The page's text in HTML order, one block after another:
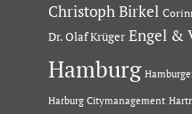
Christoph Birkel
Dr. Olaf Krüger Engel &
Hamburg
Harburg Citymanagement